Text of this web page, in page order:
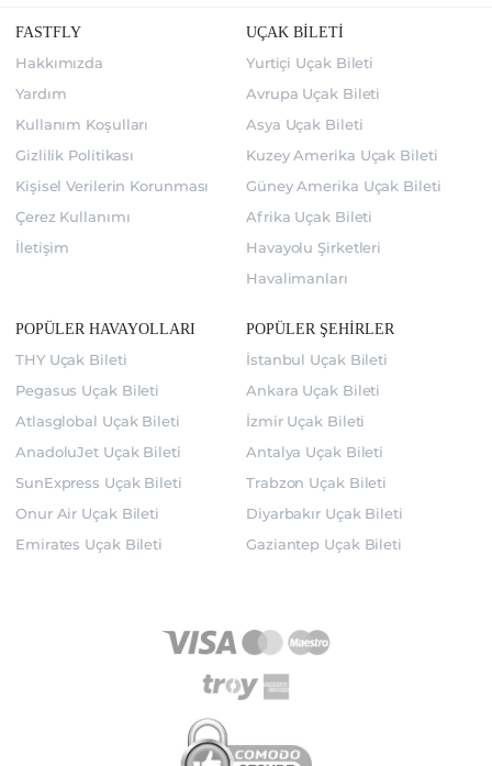
FASTFLY
Hakkımızda
Yardım
Kullanım Koşulları
Gizlilik Politikası
Kişisel Verilerin Korunması
Çerez Kullanımı
İletişim
UÇAK BİLETİ
Yurtiçi Uçak Bileti
Avrupa Uçak Bileti
Asya Uçak Bileti
Kuzey Amerika Uçak Bileti
Güney Amerika Uçak Bileti
Afrika Uçak Bileti
Havayolu Şirketleri
Havalimanları
POPÜLER HAVAYOLLARI
THY Uçak Bileti
Pegasus Uçak Bileti
Atlasglobal Uçak Bileti
AnadoluJet Uçak Bileti
SunExpress Uçak Bileti
Onur Air Uçak Bileti
Emirates Uçak Bileti
POPÜLER ŞEHİRLER
İstanbul Uçak Bileti
Ankara Uçak Bileti
İzmir Uçak Bileti
Antalya Uçak Bileti
Trabzon Uçak Bileti
Diyarbakır Uçak Bileti
Gaziantep Uçak Bileti